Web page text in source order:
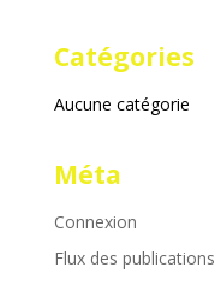
Catégories
Aucune catégorie
Méta
Connexion
Flux des publications